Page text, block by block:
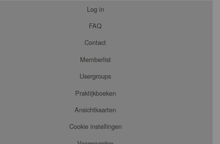
Log in
FAQ
Contact
Memberlist
Usergroups
Praktijkboeken
Ansichtkaarten
Cookie instellingen